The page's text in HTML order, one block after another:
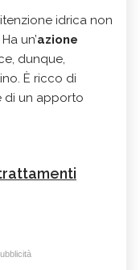
idrica non
un’azione
dunque,
È ricco di
di un apporto